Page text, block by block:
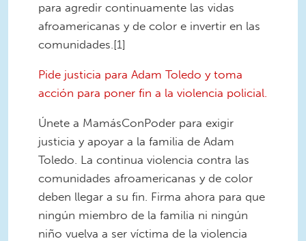
para agredir continuamente las vidas
afroamericanas y de color e invertir en las
comunidades.[1]
Pide justicia para Adam Toledo y toma
acción para poner fin a la violencia policial.
Únete a MamásConPoder para exigir
justicia y apoyar a la familia de Adam
Toledo. La continua violencia contra las
comunidades afroamericanas y de color
deben llegar a su fin. Firma ahora para que
ningún miembro de la familia ni ningún
niño vuelva a ser víctima de la violencia